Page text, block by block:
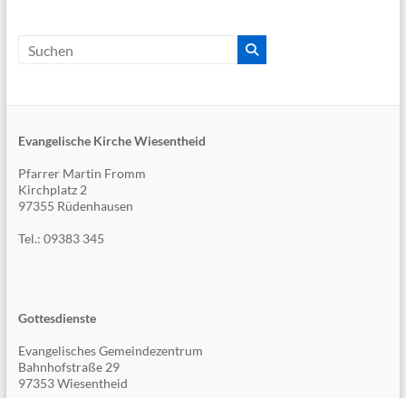
Evangelische Kirche Wiesentheid
Pfarrer Martin Fromm
Kirchplatz 2
97355 Rüdenhausen
Tel.: 09383 345
Gottesdienste
Evangelisches Gemeindezentrum
Bahnhofstraße 29
97353 Wiesentheid